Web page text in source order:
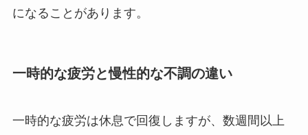
になることがあります。
一時的な疲労と慢性的な不調の違い
一時的な疲労は休息で回復しますが、数週間以上